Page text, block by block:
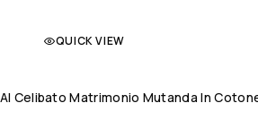
QUICK VIEW
Celibato Matrimonio Mutanda In